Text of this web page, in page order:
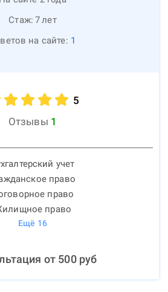
Стаж: 7лет
на сайте: 1
5
Отзывы 1
учет
право
право
право
Ещё 16
от 500руб